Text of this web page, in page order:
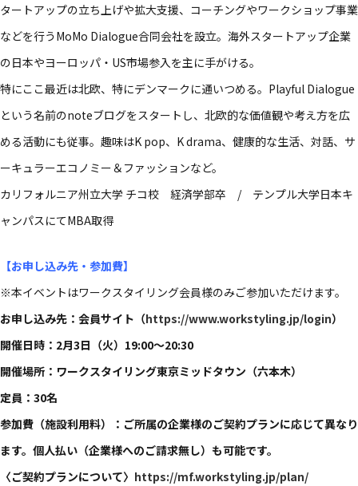
タートアップの立ち上げや拡大支援、コーチングやワークショップ事業
などを行うMoMo Dialogue合同会社を設立。海外スタートアップ企業
の日本やヨーロッパ・US市場参入を主に手がける。
特にここ最近は北欧、特にデンマークに通いつめる。Playful Dialogue
という名前のnoteブログをスタートし、北欧的な価値観や考え方を広
める活動にも従事。趣味はK pop、K drama、健康的な生活、対話、サ
ーキュラーエコノミー＆ファッションなど。
カリフォルニア州立大学 チコ校 経済学部卒 / テンプル大学日本キ
ャンパスにてMBA取得
【お申し込み先・参加費】
※本イベントはワークスタイリング会員様のみご参加いただけます。
お申し込み先：会員サイト（https://www.workstyling.jp/login）
開催日時：2月3日（火）19:00～20:30
開催場所：ワークスタイリング東京ミッドタウン​（六本木）
定員：30名
参加費（施設利用料）：ご所属の企業様のご契約プランに応じて異なり
ます。個人払い（企業様へのご請求無し）も可能です。
〈ご契約プランについて〉 https://mf.workstyling.jp/plan/